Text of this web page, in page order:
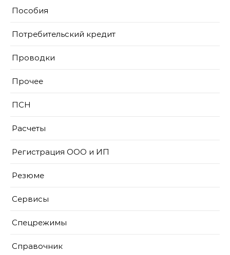
Пособия
Потребительский кредит
Проводки
Прочее
ПСН
Расчеты
Регистрация ООО и ИП
Резюме
Сервисы
Спецрежимы
Справочник